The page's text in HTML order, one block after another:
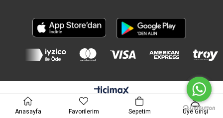
Anasayfa Favorilerim Sepetim Üye Girişi